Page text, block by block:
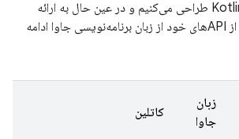
در نظر گرفتن کاربران Kotlin طراحی می‌کنیم و در عین حال به ارائه
پشتیبانی برای استفاده از APIهای خود از زبان برنامه‌نویسی جاوا ادامه
زبان
جاوا
کاتلین